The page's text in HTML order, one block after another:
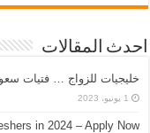
احدث المقالات
خليجيات للزواج … فتيات
1 يونيو، 2023
in 2024 – Apply Now